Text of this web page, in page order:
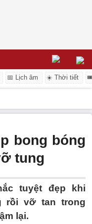
📅 Lịch âm ☀️ Thời tiết
bong bóng
tung
tuyệt đẹp khi
rồi vỡ tan trong
lại.